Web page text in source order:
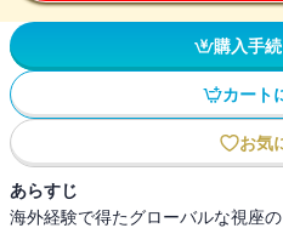
購入手
カート
お気
あらすじ
海外経験で得たグローバルな視座